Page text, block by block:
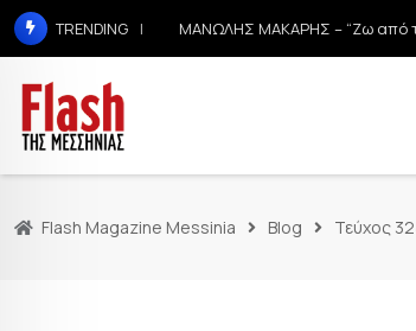
TRENDING ΜΑΝΩΛΗΣ ΜΑΚΑΡΗΣ – “Ζω από
Flash Magazine Messinia Blog Τεύχος